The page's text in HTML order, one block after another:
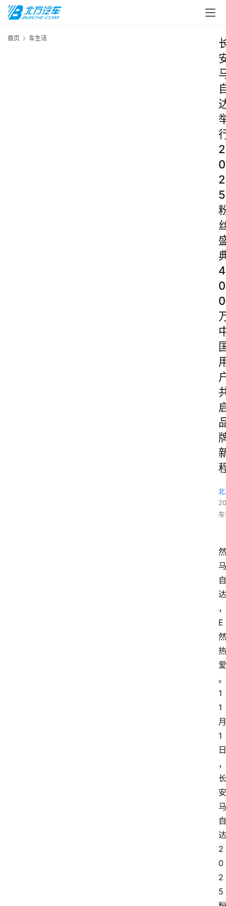
首页 车生活
2
0
2
5
4
0
0
然
马
自
达
，
E
然
热
爱
。
1
1
月
1
日
，
长
安
马
自
达
2
0
2
5